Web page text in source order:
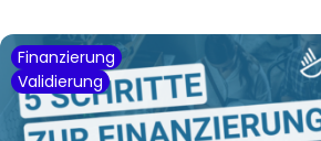
Finanzierung
Validierung